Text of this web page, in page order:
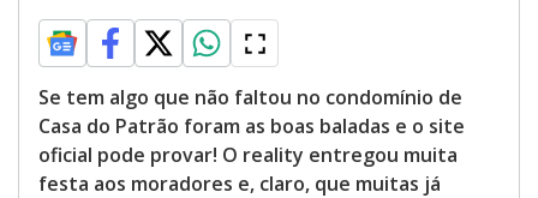
Se tem algo que não faltou no condomínio de
Casa do Patrão foram as boas baladas e o site
oficial pode provar! O reality entregou muita
festa aos moradores e, claro, que muitas já